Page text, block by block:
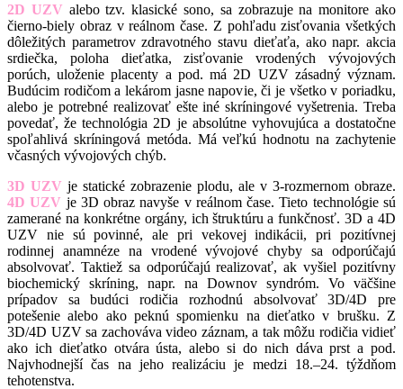
2D UZV alebo tzv. klasické sono, sa zobrazuje na monitore ako
čierno-biely obraz v reálnom čase. Z pohľadu zisťovania všetkých
dôležitých parametrov zdravotného stavu dieťaťa, ako napr. akcia
srdiečka, poloha dieťatka, zisťovanie vrodených vývojových
porúch, uloženie placenty a pod. má 2D UZV zásadný význam.
Budúcim rodičom a lekárom jasne napovie, či je všetko v poriadku,
alebo je potrebné realizovať ešte iné skríningové vyšetrenia. Treba
povedať, že technológia 2D je absolútne vyhovujúca a dostatočne
spoľahlivá skríningová metóda. Má veľkú hodnotu na zachytenie
včasných vývojových chýb.
3D UZV je statické zobrazenie plodu, ale v 3-rozmernom obraze.
4D UZV je 3D obraz navyše v reálnom čase. Tieto technológie sú
zamerané na konkrétne orgány, ich štruktúru a funkčnosť. 3D a 4D
UZV nie sú povinné, ale pri vekovej indikácii, pri pozitívnej
rodinnej anamnéze na vrodené vývojové chyby sa odporúčajú
absolvovať. Taktiež sa odporúčajú realizovať, ak vyšiel pozitívny
biochemický skríning, napr. na Downov syndróm. Vo väčšine
prípadov sa budúci rodičia rozhodnú absolvovať 3D/4D pre
potešenie alebo ako peknú spomienku na dieťatko v brušku. Z
3D/4D UZV sa zachováva video záznam, a tak môžu rodičia vidieť
ako ich dieťatko otvára ústa, alebo si do nich dáva prst a pod.
Najvhodnejší čas na jeho realizáciu je medzi 18.–24. týždňom
tehotenstva.